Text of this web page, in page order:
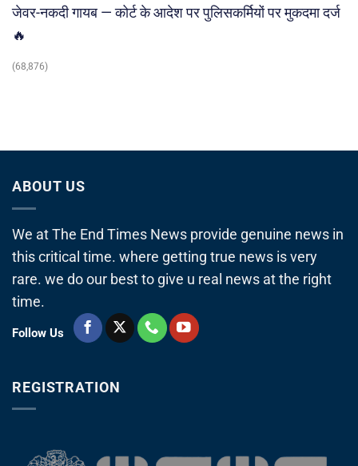
जेवर-नकदी गायब — कोर्ट के आदेश पर पुलिसकर्मियों पर मुकदमा दर्ज
🔥
(68,876)
ABOUT US
We at The End Times News provide genuine news in
this critical time. where getting true news is very
rare. we do our best to give u real news at the right
time.
Follow Us
REGISTRATION